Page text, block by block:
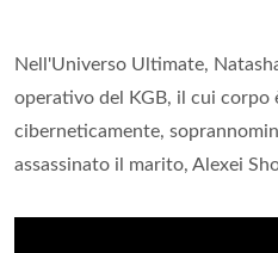
Nell'Universo Ultimate,
operativo del KGB, il cui corpo
ciberneticamente,
assassinato il marito, Alexei